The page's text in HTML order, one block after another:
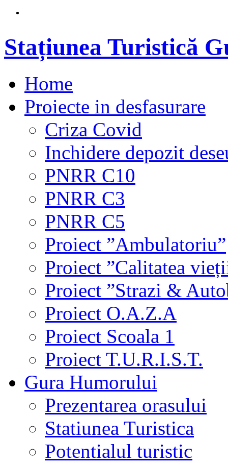
Stațiunea Turistică
Home
Proiecte in desfasurare
Criza Covid
Inchidere depozit
PNRR C10
PNRR C3
PNRR C5
Proiect ”Ambulatoriu”
Proiect ”Calitatea
Proiect ”Strazi &
Proiect O.A.Z.A
Proiect Scoala 1
Proiect T.U.R.I.S.T.
Gura Humorului
Prezentarea orasului
Statiunea Turistica
Potentialul turistic